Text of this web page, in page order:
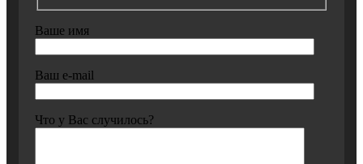
Ваше имя
Ваш e-mail
Что у Вас случилось?